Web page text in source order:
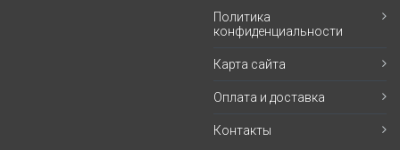
Политика
конфиденциальности
Карта сайта
Оплата и доставка
Контакты